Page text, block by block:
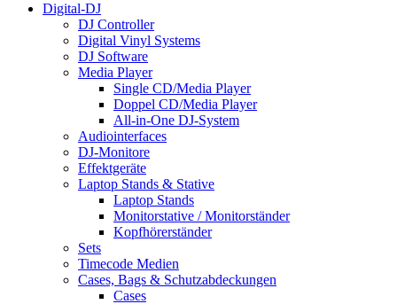
Digital-DJ
DJ Controller
Digital Vinyl Systems
DJ Software
Media Player
Single CD/Media Player
Doppel CD/Media Player
All-in-One DJ-System
Audiointerfaces
DJ-Monitore
Effektgeräte
Laptop Stands & Stative
Laptop Stands
Monitorstative / Monitorständer
Kopfhörerständer
Sets
Timecode Medien
Cases, Bags & Schutzabdeckungen
Cases